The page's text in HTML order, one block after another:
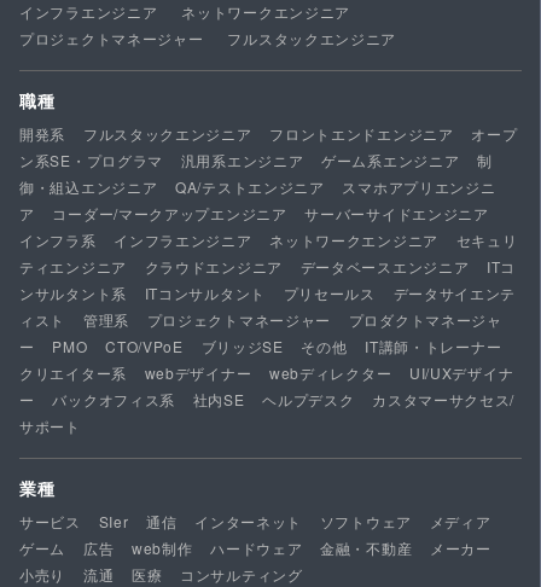
インフラエンジニア
ネットワークエンジニア
プロジェクトマネージャー
フルスタックエンジニア
職種
開発系 フルスタックエンジニア フロントエンドエンジニア
オープ
ン系SE・プログラマ
汎用系エンジニア ゲーム系エンジニア
制
御・組込エンジニア
QA/テストエンジニア
スマホアプリエンジニ
ア
コーダー/マークアップエンジニア
サーバーサイドエンジニア
インフラ系
インフラエンジニア ネットワークエンジニア
セキュリ
ティエンジニア
クラウドエンジニア データベースエンジニア
ITコ
ンサルタント系
ITコンサルタント プリセールス
データサイエンテ
ィスト
管理系 プロジェクトマネージャー
プロダクトマネージャ
ー
PMO CTO/VPoE ブリッジSE その他
IT講師・トレーナー
クリエイター系
webデザイナー webディレクター
UI/UXデザイナ
ー
バックオフィス系 社内SE ヘルプデスク
カスタマーサクセス/
サポート
業種
サービス SIer 通信 インターネット ソフトウェア
メディア
ゲーム
広告 web制作 ハードウェア 金融・不動産
メーカー
小売り
流通 医療 コンサルティング